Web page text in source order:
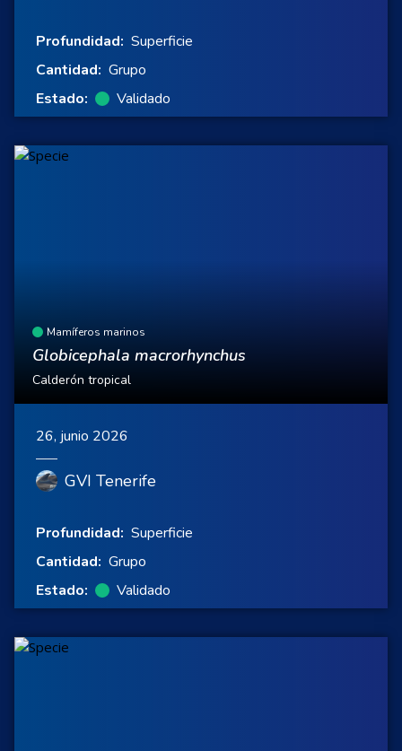
Profundidad: Superficie
Cantidad: Grupo
Estado:
Validado
Mamíferos marinos
Globicephala macrorhynchus
Calderón tropical
26, junio 2026
GVI Tenerife
Profundidad: Superficie
Cantidad: Grupo
Estado:
Validado